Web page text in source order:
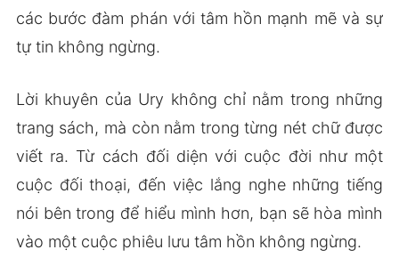
các bước đàm phán với tâm hồn mạnh mẽ và sự
tự tin không ngừng.
Lời khuyên của Ury không chỉ nằm trong những
trang sách, mà còn nằm trong từng nét chữ được
viết ra. Từ cách đối diện với cuộc đời như một
cuộc đối thoại, đến việc lắng nghe những tiếng
nói bên trong để hiểu mình hơn, bạn sẽ hòa mình
vào một cuộc phiêu lưu tâm hồn không ngừng.